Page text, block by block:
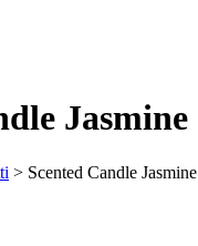
Jasmine
> Scented Candle Jasmine